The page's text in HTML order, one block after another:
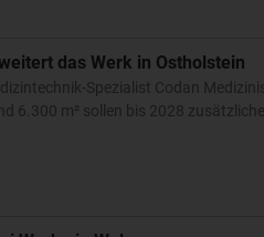
das Werk in Ostholstein
Spezialist Codan
6.300 m² sollen bis 2028